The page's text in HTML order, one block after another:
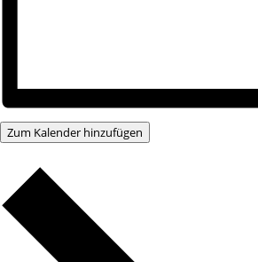
Zum Kalender hinzufügen